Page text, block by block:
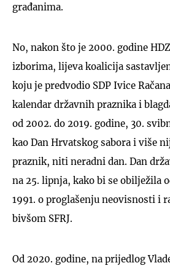
građanima.
No, nakon što je 2000. godine
izborima, lijeva koalicija
koju je predvodio SDP Ivice
kalendar državnih praznika i
od 2002. do 2019. godine, 30.
kao Dan Hrvatskog sabora i više
praznik, niti neradni dan. Dan
na 25. lipnja, kako bi se obilježila
1991. o proglašenju neovisnosti i
bivšom SFRJ.
Od 2020. godine, na prijedlog